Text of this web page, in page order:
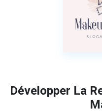
Développer La